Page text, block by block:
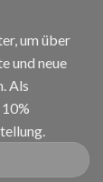
um über
und neue
Als